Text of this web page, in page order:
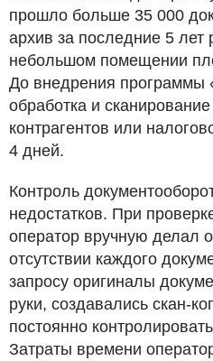
прошло больше 35 000
архив за последние 5 лет
небольшом помещении
До внедрения программы
обработка и
контрагентов или
4 дней.
Контроль
недостатков. При
оператор вручную делал
отсутствии каждого
запросу оригиналы
руки, создавались скан-
постоянно
Затраты времени